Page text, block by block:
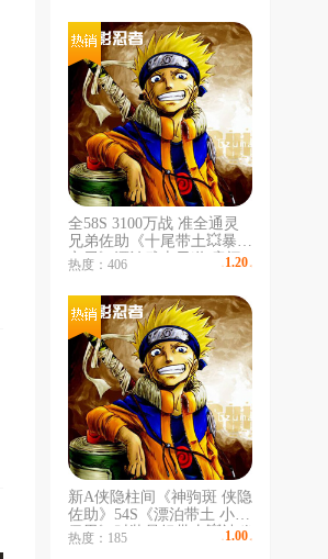
《鬼鲛时装》漂泊武士扉
间/再不斩💥空导
全58S 3100万战 准全通灵
兄弟佐助《十尾带土💥暴怒
六尾》漂泊武士天道 扉间/
再不斩💥暴怒带土 疾风咒
佐 恶灵飞段 全新春忍者 面
麻 百机蝎 空导
热度：406 1.20
新A侠隐柱间《神驹斑 侠隐
佐助》54S《漂泊带土 小楠
佩恩》时装暴怒带土💥神秘
面麻💥漂泊武士二代 再不
热度：185 1.00